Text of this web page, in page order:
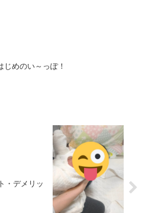
じめのい～っぽ！
・デメリッ